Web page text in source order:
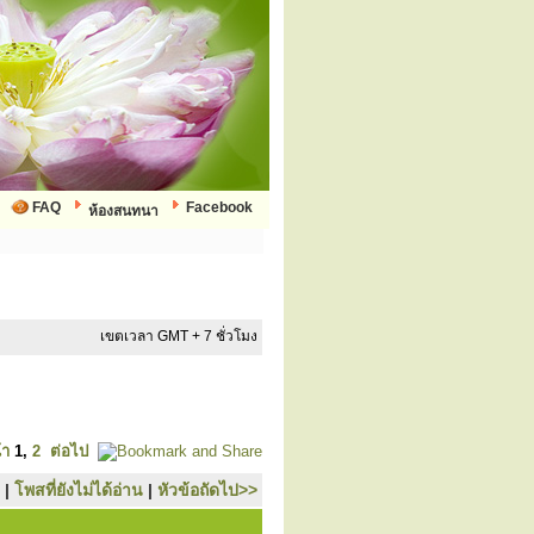
Facebook
ห้องสนทนา
FAQ
เขตเวลา GMT + 7 ชั่วโมง
1, 2 ต่อไป
| โพสที่ยังไม่ได้อ่าน | หัวข้อถัดไป>>